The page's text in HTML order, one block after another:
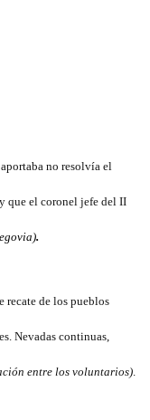
no resolvía el
y que el coronel jefe del II
.
recate de los pueblos
Nevadas continuas,
entre los voluntarios).